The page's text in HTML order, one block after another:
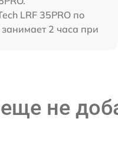
LRF 35PRO по
2 часа при
не